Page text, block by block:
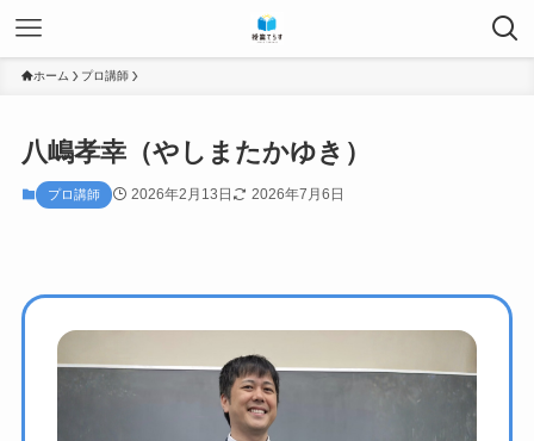
ホーム プロ講師
八嶋孝幸（やしまたかゆき）
プロ講師 2026年2月13日 2026年7月6日